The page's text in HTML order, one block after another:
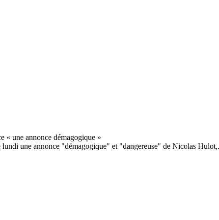
une annonce "démagogique" et "dangereuse" de Nicolas